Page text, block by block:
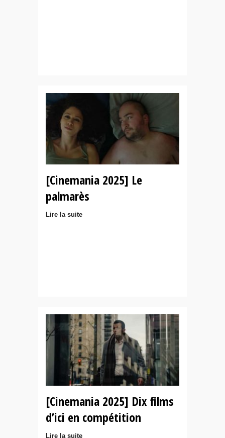
[Cinemania 2025] Le
palmarès
Lire la suite
[Cinemania 2025] Dix films
d’ici en compétition
Lire la suite